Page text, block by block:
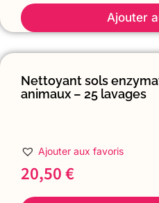
Ajouter
Nettoyant sols
animaux – 25 lavages
Ajouter aux favoris
20,50€